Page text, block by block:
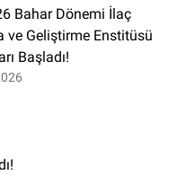
Bahar Dönemi İlaç
ve Geliştirme Enstitüsü
Başladı!